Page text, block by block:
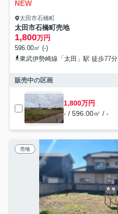
NEW
太田市石橋町
太田市石橋町売地
1,800万円
596.00㎡ (-)
東武伊勢崎線「太田」駅 徒歩77分
販売中の区画
1,800万円
- / 596.00㎡ / -
売地